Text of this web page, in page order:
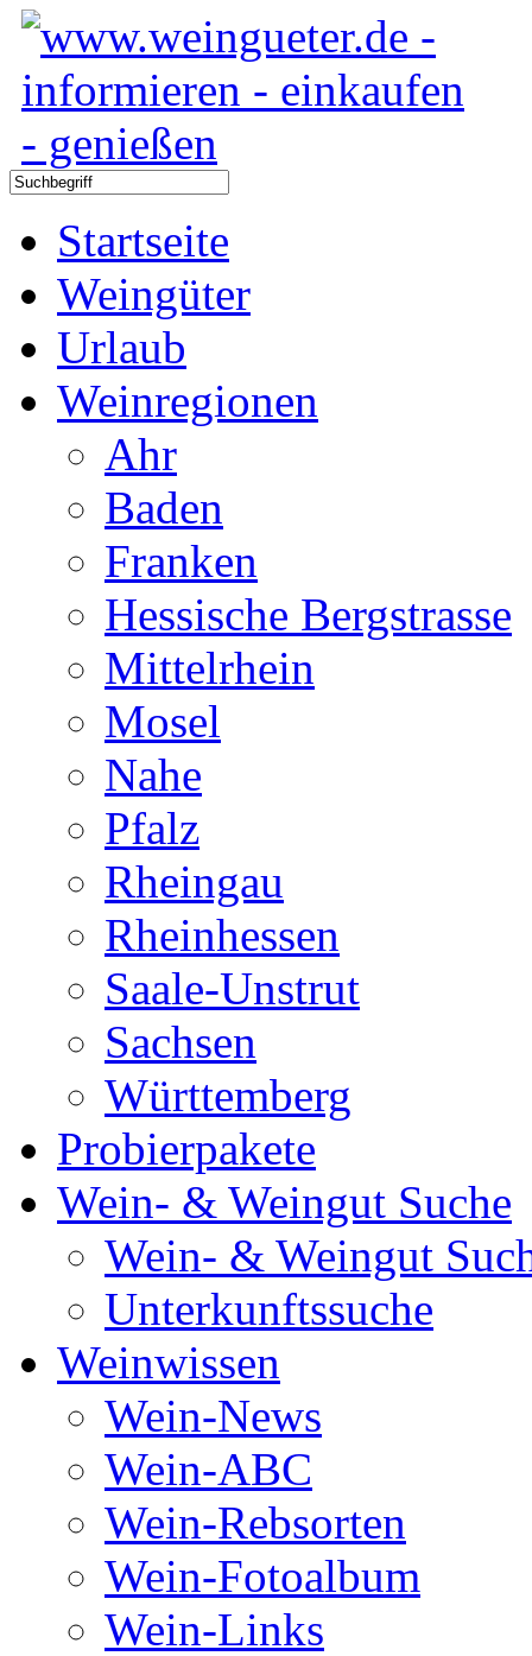
Startseite
Weingüter
Urlaub
Weinregionen
Ahr
Baden
Franken
Hessische Bergstrasse
Mittelrhein
Mosel
Nahe
Pfalz
Rheingau
Rheinhessen
Saale-Unstrut
Sachsen
Württemberg
Probierpakete
Wein- & Weingut Suche
Wein- & Weingut
Unterkunftssuche
Weinwissen
Wein-News
Wein-ABC
Wein-Rebsorten
Wein-Fotoalbum
Wein-Links